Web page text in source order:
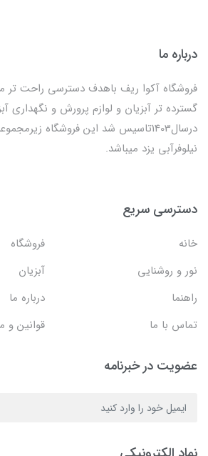
درباره ما
فروشگاه آکوا ریف باهدف دسترسی راحت تر
گسترده تر آبزیان و لوازم پرورش و نگهداری
درسال1403تاسیس شد این فروشگاه
نیلوفرآبی یزد میباشد.
دسترسی سریع
خانه
فروشگاه
نور و روشنایی
آبزیان
راهنما
درباره ما
تماس با ما
قوانین و
عضویت در خبرنامه